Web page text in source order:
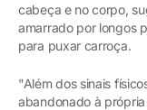
cabeça e no corpo,
amarrado por longos
para puxar carroça.
"Além dos sinais
abandonado à